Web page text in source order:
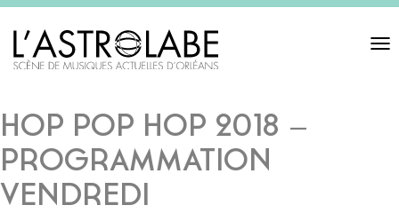
Toggle
HOP POP HOP 2018 –
PROGRAMMATION
VENDREDI